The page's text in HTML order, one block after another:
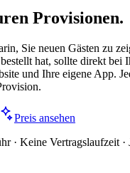
Provisionen.
Sie neuen Gästen zu
hat, sollte direkt bei
und Ihre eigene App.
Preis ansehen
· Keine Vertragslaufzeit ·